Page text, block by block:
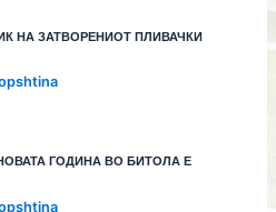
НА ЗАТВОРЕНИОТ ПЛИВАЧКИ
ГОДИНА ВО БИТОЛА Е